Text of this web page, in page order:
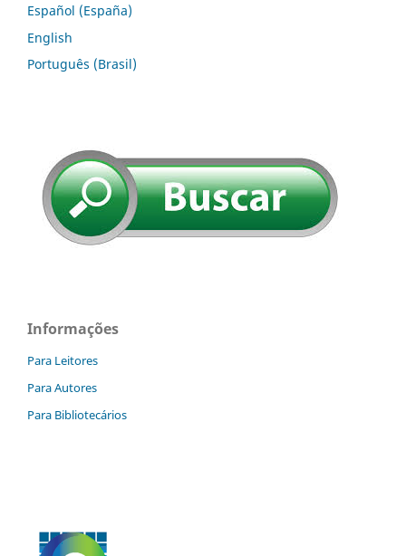
Español (España)
English
Português (Brasil)
Informações
Para Leitores
Para Autores
Para Bibliotecários